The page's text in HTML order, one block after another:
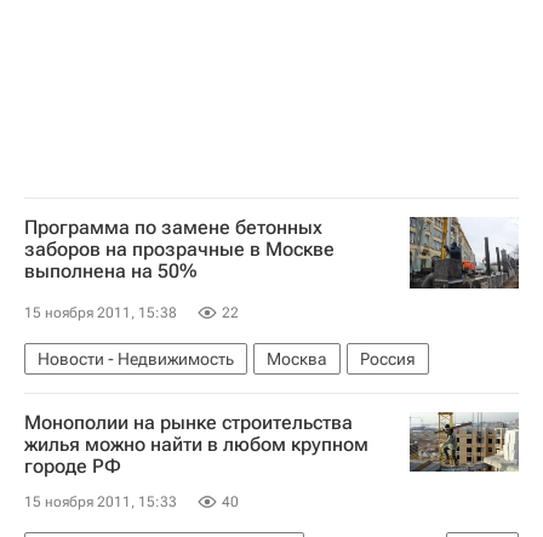
Программа по замене бетонных
заборов на прозрачные в Москве
выполнена на 50%
15 ноября 2011, 15:38 22
Новости - Недвижимость Москва Россия
Монополии на рынке строительства
жилья можно найти в любом крупном
городе РФ
15 ноября 2011, 15:33 40